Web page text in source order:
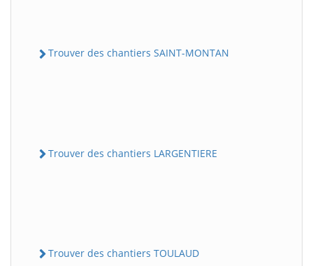
Trouver des chantiers SAINT-MONTAN
Trouver des chantiers LARGENTIERE
Trouver des chantiers TOULAUD